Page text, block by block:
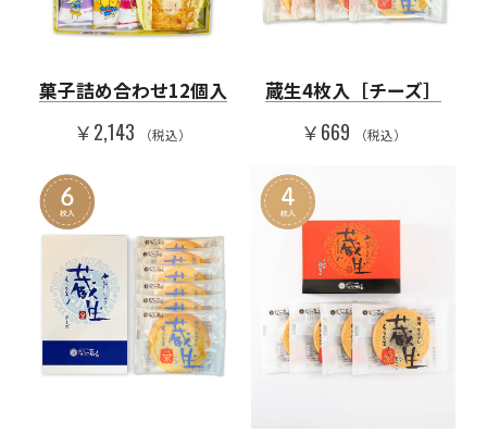
菓子詰め合わせ12個入
￥2,143 （税込）
蔵生4枚入［チーズ］
￥669 （税込）